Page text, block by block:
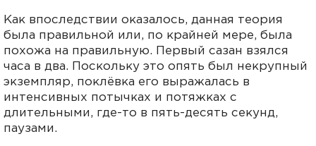
Как впоследствии оказалось, данная теория
была правильной или, по крайней мере, была
похожа на правильную. Первый сазан взялся
часа в два. Поскольку это опять был некрупный
экземпляр, поклёвка его выражалась в
интенсивных потычках и потяжках с
длительными, где-то в пять-десять секунд,
паузами.